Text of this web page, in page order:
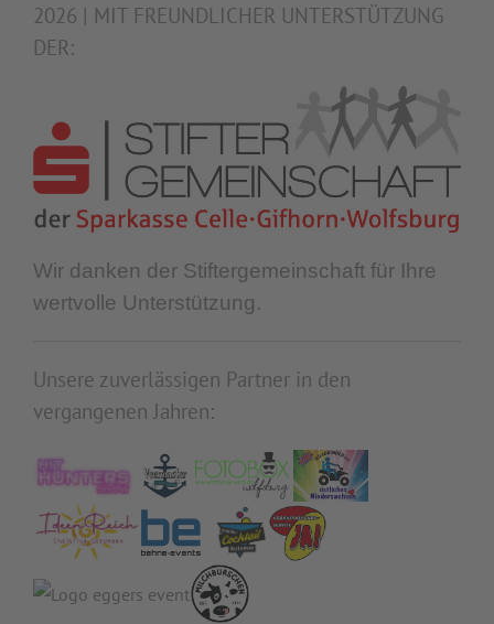
2026 | MIT FREUNDLICHER UNTERSTÜTZUNG
DER:
Wir danken der Stiftergemeinschaft für Ihre
wertvolle Unterstützung.
Unsere zuverlässigen Partner in den
vergangenen Jahren: